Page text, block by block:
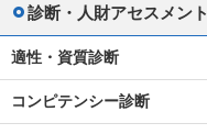
診断・人財アセスメント
適性・資質診断
コンピテンシー診断